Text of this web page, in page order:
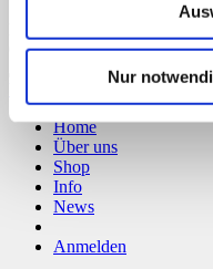
Nur
Copyright 2026 ©
Vertrag widerrufen
Home
Über uns
Shop
Info
News
Anmelden